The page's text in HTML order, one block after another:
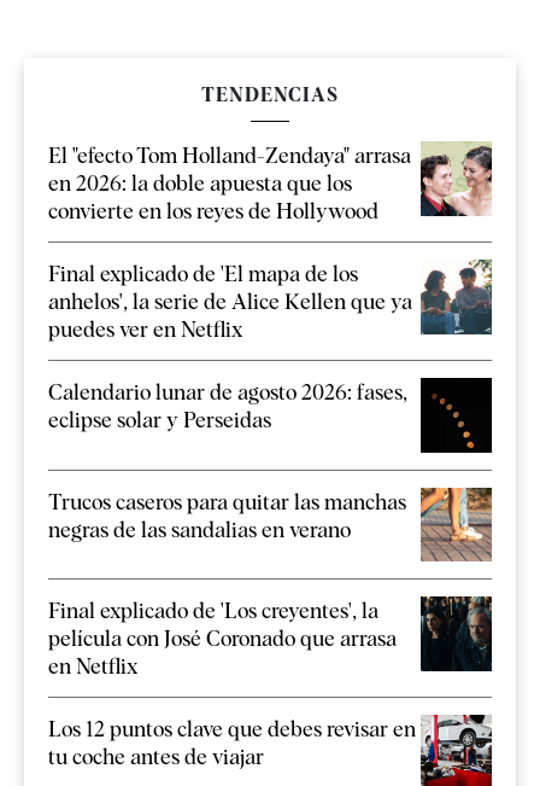
TENDENCIAS
El "efecto Tom Holland-Zendaya" arrasa
en 2026: la doble apuesta que los
convierte en los reyes de Hollywood
Final explicado de 'El mapa de los
anhelos', la serie de Alice Kellen que ya
puedes ver en Netflix
Calendario lunar de agosto 2026: fases,
eclipse solar y Perseidas
Trucos caseros para quitar las manchas
negras de las sandalias en verano
Final explicado de 'Los creyentes', la
película con José Coronado que arrasa
en Netflix
Los 12 puntos clave que debes revisar en
tu coche antes de viajar